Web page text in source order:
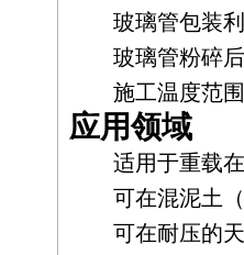
玻璃管包装利
玻璃管粉碎后
施工温度范围
应用领域
适用于重载在
可在混泥土（
可在耐压的天